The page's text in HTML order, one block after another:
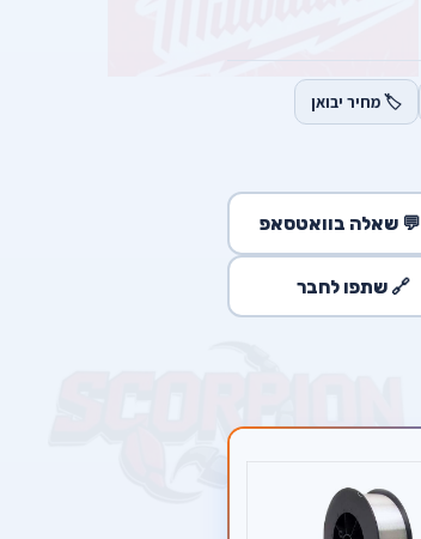
🏷️ מחיר יבואן
💬 שאלה בוואטסאפ
🔗 שתפו לחבר